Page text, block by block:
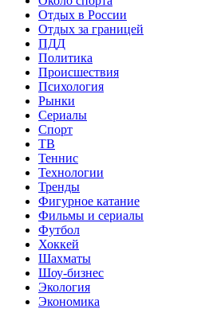
Отдых в России
Отдых за границей
ПДД
Политика
Происшествия
Психология
Рынки
Сериалы
Спорт
ТВ
Теннис
Технологии
Тренды
Фигурное катание
Фильмы и сериалы
Футбол
Хоккей
Шахматы
Шоу-бизнес
Экология
Экономика